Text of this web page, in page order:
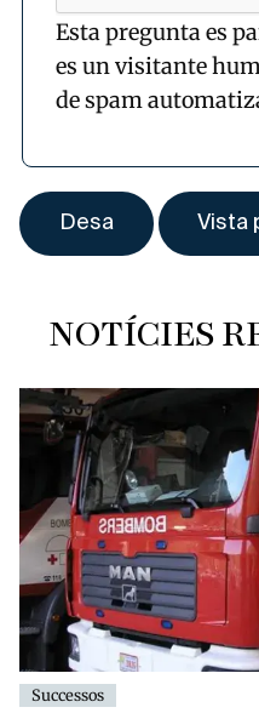
Esta pregunta es
es un visitante
de spam
NOTÍCIES
Successos